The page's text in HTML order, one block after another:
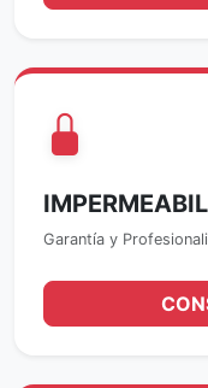
Garantía y